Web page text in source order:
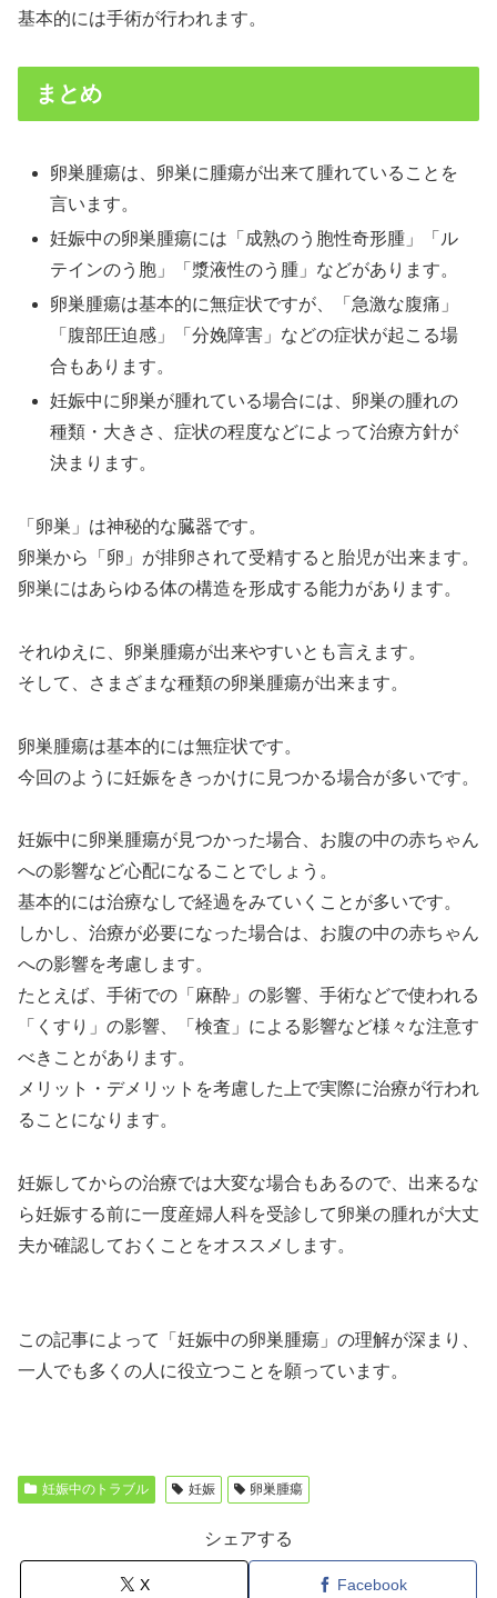
基本的には手術が行われます。
まとめ
卵巣腫瘍は、卵巣に腫瘍が出来て腫れていることを
言います。
妊娠中の卵巣腫瘍には「成熟のう胞性奇形腫」「ル
テインのう胞」「漿液性のう腫」などがあります。
卵巣腫瘍は基本的に無症状ですが、「急激な腹痛」
「腹部圧迫感」「分娩障害」などの症状が起こる場
合もあります。
妊娠中に卵巣が腫れている場合には、卵巣の腫れの
種類・大きさ、症状の程度などによって治療方針が
決まります。
「卵巣」は神秘的な臓器です。
卵巣から「卵」が排卵されて受精すると胎児が出来ます。
卵巣にはあらゆる体の構造を形成する能力があります。
それゆえに、卵巣腫瘍が出来やすいとも言えます。
そして、さまざまな種類の卵巣腫瘍が出来ます。
卵巣腫瘍は基本的には無症状です。
今回のように妊娠をきっかけに見つかる場合が多いです。
妊娠中に卵巣腫瘍が見つかった場合、お腹の中の赤ちゃん
への影響など心配になることでしょう。
基本的には治療なしで経過をみていくことが多いです。
しかし、治療が必要になった場合は、お腹の中の赤ちゃん
への影響を考慮します。
たとえば、手術での「麻酔」の影響、手術などで使われる
「くすり」の影響、「検査」による影響など様々な注意す
べきことがあります。
メリット・デメリットを考慮した上で実際に治療が行われ
ることになります。
妊娠してからの治療では大変な場合もあるので、出来るな
ら妊娠する前に一度産婦人科を受診して卵巣の腫れが大丈
夫か確認しておくことをオススメします。
この記事によって「妊娠中の卵巣腫瘍」の理解が深まり、
一人でも多くの人に役立つことを願っています。
妊娠中のトラブル 妊娠 卵巣腫瘍
シェアする
X Facebook